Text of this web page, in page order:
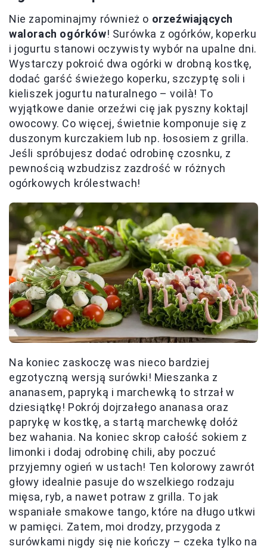
Nie zapominajmy również o orzeźwiających
walorach ogórków! Surówka z ogórków, koperku
i jogurtu stanowi oczywisty wybór na upalne dni.
Wystarczy pokroić dwa ogórki w drobną kostkę,
dodać garść świeżego koperku, szczyptę soli i
kieliszek jogurtu naturalnego – voilà! To
wyjątkowe danie orzeźwi cię jak pyszny koktajl
owocowy. Co więcej, świetnie komponuje się z
duszonym kurczakiem lub np. łososiem z grilla.
Jeśli spróbujesz dodać odrobinę czosnku, z
pewnością wzbudzisz zazdrość w różnych
ogórkowych królestwach!
Na koniec zaskoczę was nieco bardziej
egzotyczną wersją surówki! Mieszanka z
ananasem, papryką i marchewką to strzał w
dziesiątkę! Pokrój dojrzałego ananasa oraz
paprykę w kostkę, a startą marchewkę dołóż
bez wahania. Na koniec skrop całość sokiem z
limonki i dodaj odrobinę chili, aby poczuć
przyjemny ogień w ustach! Ten kolorowy zawrót
głowy idealnie pasuje do wszelkiego rodzaju
mięsa, ryb, a nawet potraw z grilla. To jak
wspaniałe smakowe tango, które na długo utkwi
w pamięci. Zatem, moi drodzy, przygoda z
surówkami nigdy się nie kończy – czeka tylko na